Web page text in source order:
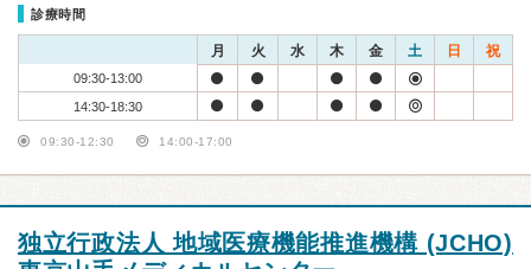
診療時間
月 火 水 木 金 土 日 祝
09:30-13:00
14:30-18:30
09:30-12:30 14:00-17:00
独立行政法人 地域医療機能推進機構 (JCHO)